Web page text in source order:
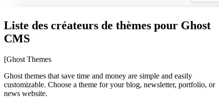
Liste des créateurs de thèmes pour Ghost
CMS
[Ghost Themes
Ghost themes that save time and money are simple and easily
customizable. Choose a theme for your blog, newsletter, portfolio, or
news website.